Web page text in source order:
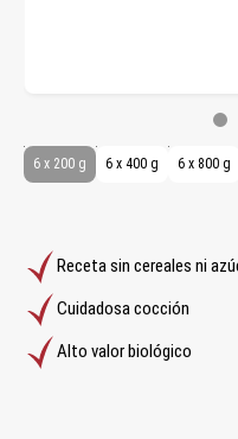
Receta sin cereales ni
Cuidadosa cocción
Alto valor biológico
6 x 200 g 6 x 400 g 6 x 800 g